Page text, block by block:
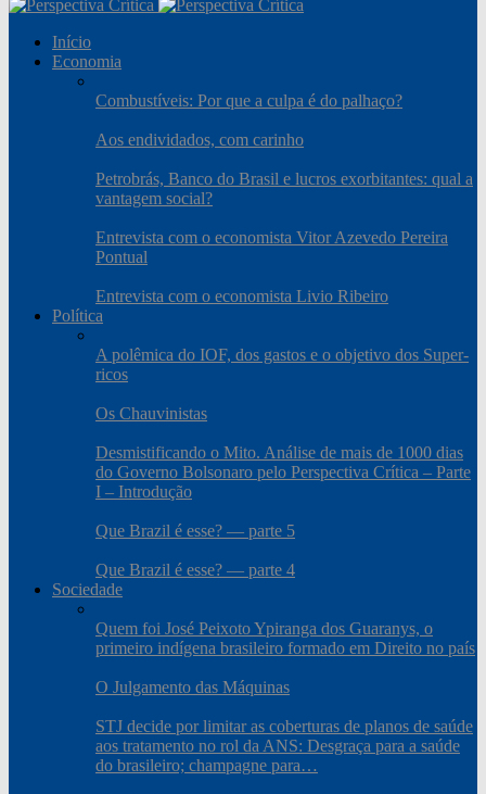
Início
Economia
Combustíveis: Por que a culpa é do palhaço?
Aos endividados, com carinho
Petrobrás, Banco do Brasil e lucros exorbitantes: qual a
vantagem social?
Entrevista com o economista Vitor Azevedo Pereira
Pontual
Entrevista com o economista Livio Ribeiro
Política
A polêmica do IOF, dos gastos e o objetivo dos Super-
ricos
Os Chauvinistas
Desmistificando o Mito. Análise de mais de 1000 dias
do Governo Bolsonaro pelo Perspectiva Crítica – Parte
I – Introdução
Que Brazil é esse? — parte 5
Que Brazil é esse? — parte 4
Sociedade
Quem foi José Peixoto Ypiranga dos Guaranys, o
primeiro indígena brasileiro formado em Direito no país
O Julgamento das Máquinas
STJ decide por limitar as coberturas de planos de saúde
aos tratamento no rol da ANS: Desgraça para a saúde
do brasileiro; champagne para…